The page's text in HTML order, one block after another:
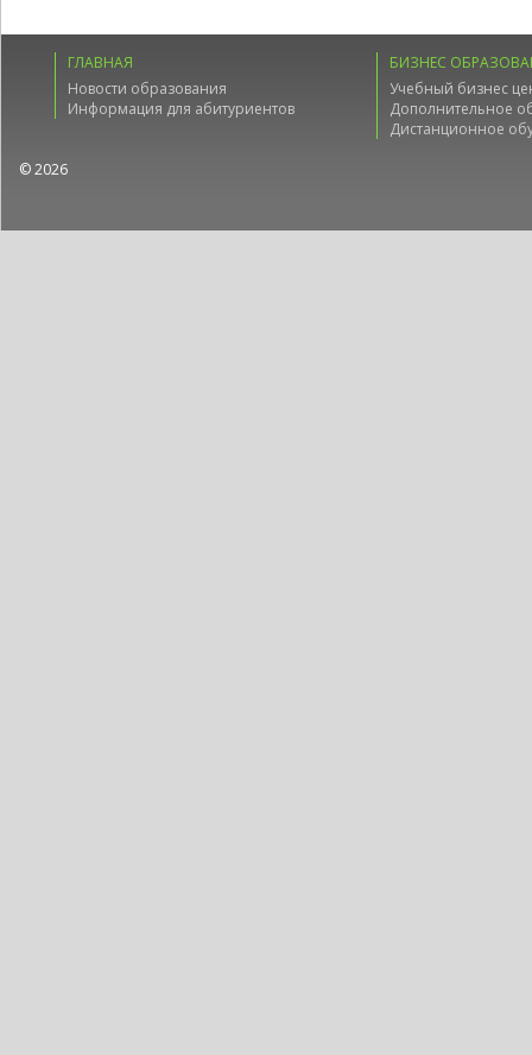
ГЛАВНАЯ
Новости образования
Информация для абитуриентов
БИЗНЕС
Учебный бизнес
Дополнительное
Дистанционное
© 2026